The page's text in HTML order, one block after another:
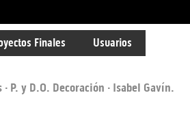
Finales Usuarios
· P. y D.O. Decoración · Isabel Gavín.